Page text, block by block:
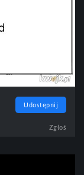
Udostępnij
Zgłoś